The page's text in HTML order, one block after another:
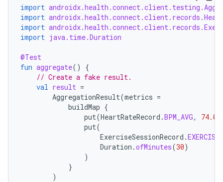
import
import
import
import java.time.Duration
@Test
fun aggregate()
{
// Create a fake result.
val result =
AggregationResult(metrics =
buildMap {
put(HeartRateRecord .BPM_AVG, 74.0
put(
ExerciseSessionRecord .
Duration .ofMinutes(30)
)
}
)